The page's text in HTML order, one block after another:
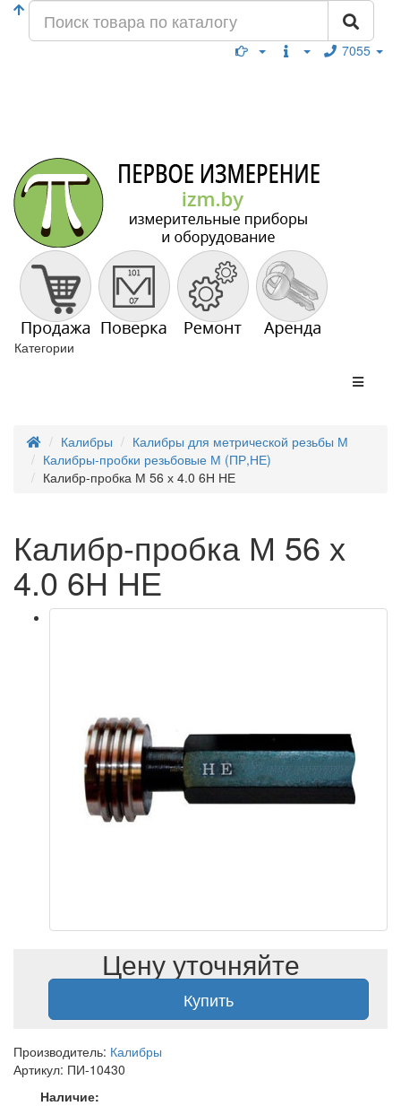
7055
Категории
Калибры
Калибры для метрической резьбы М
Калибры-пробки резьбовые М (ПР,НЕ)
Калибр-пробка М 56 х 4.0 6Н НЕ
Калибр-пробка М 56 х
4.0 6Н НЕ
Цену уточняйте
Купить
Производитель: Калибры
Артикул: ПИ-10430
Наличие: